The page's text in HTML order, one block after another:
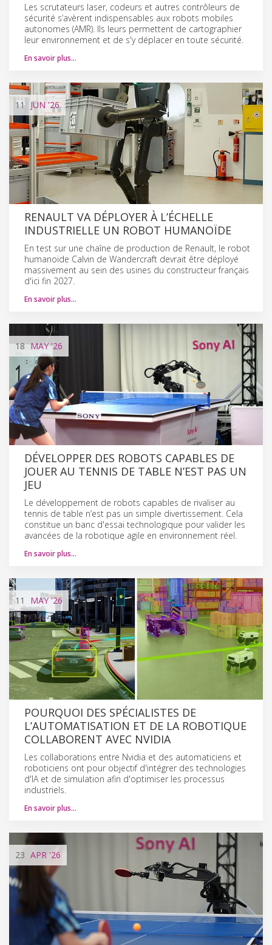
Les scrutateurs laser, codeurs et autres contrôleurs de
sécurité s’avèrent indispensables aux robots mobiles
autonomes (AMR). Ils leurs permettent de cartographier
leur environnement et de s'y déplacer en toute sécurité.
En savoir plus…
11 JUN'26
RENAULT VA DÉPLOYER À L’ÉCHELLE
INDUSTRIELLE UN ROBOT HUMANOÏDE
En test sur une chaîne de production de Renault, le robot
humanoïde Calvin de Wandercraft devrait être déployé
massivement au sein des usines du constructeur français
d'ici fin 2027.
En savoir plus…
18 MAY'26
DÉVELOPPER DES ROBOTS CAPABLES DE
JOUER AU TENNIS DE TABLE N’EST PAS UN
JEU
Le développement de robots capables de rivaliser au
tennis de table n’est pas un simple divertissement. Cela
constitue un banc d'essai technologique pour valider les
avancées de la robotique agile en environnement réel.
En savoir plus…
11 MAY'26
POURQUOI DES SPÉCIALISTES DE
L’AUTOMATISATION ET DE LA ROBOTIQUE
COLLABORENT AVEC NVIDIA
Les collaborations entre Nvidia et des automaticiens et
roboticiens ont pour objectif d'intégrer des technologies
d'IA et de simulation afin d'optimiser les processus
industriels.
En savoir plus…
23 APR '26